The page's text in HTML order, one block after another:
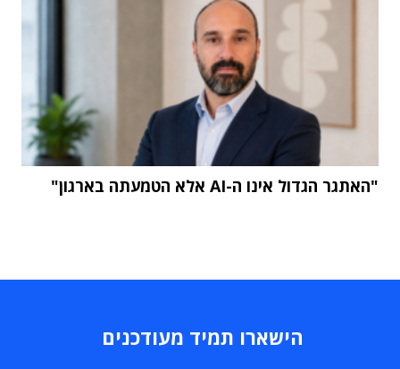
"האתגר הגדול אינו ה-AI אלא הטמעתה בארגון"
הישארו תמיד מעודכנים